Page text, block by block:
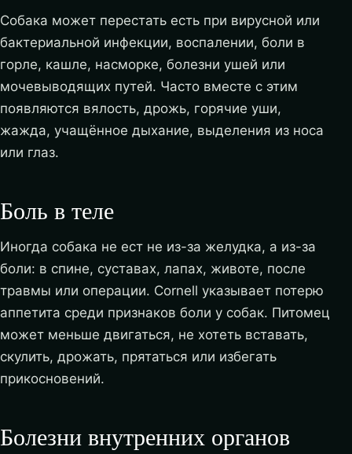
Собака может перестать есть при вирусной или
бактериальной инфекции, воспалении, боли в
горле, кашле, насморке, болезни ушей или
мочевыводящих путей. Часто вместе с этим
появляются вялость, дрожь, горячие уши,
жажда, учащённое дыхание, выделения из носа
или глаз.
Боль в теле
Иногда собака не ест не из-за желудка, а из-за
боли: в спине, суставах, лапах, животе, после
травмы или операции. Cornell указывает потерю
аппетита среди признаков боли у собак. Питомец
может меньше двигаться, не хотеть вставать,
скулить, дрожать, прятаться или избегать
прикосновений.
Болезни внутренних органов